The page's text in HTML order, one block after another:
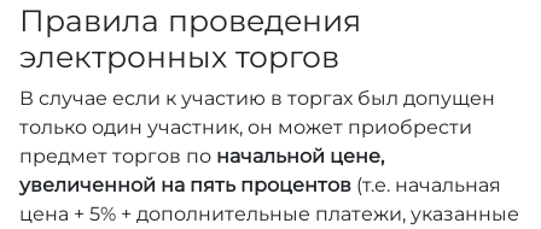
Правила проведения
электронных торгов
В случае если к участию в торгах был допущен
только один участник, он может приобрести
предмет торгов по начальной цене,
увеличенной на пять процентов (т.е. начальная
цена + 5% + дополнительные платежи, указанные